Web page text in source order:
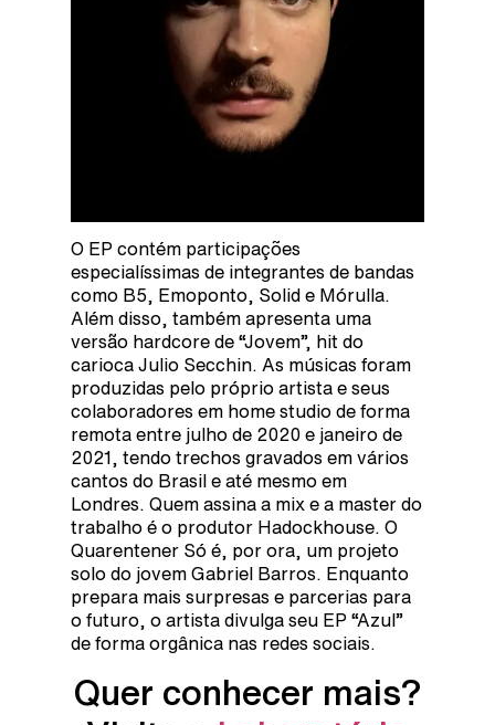
O EP contém participações
especialíssimas de integrantes de bandas
como B5, Emoponto, Solid e Mórulla.
Além disso, também apresenta uma
versão hardcore de “Jovem”, hit do
carioca Julio Secchin. As músicas foram
produzidas pelo próprio artista e seus
colaboradores em home studio de forma
remota entre julho de 2020 e janeiro de
2021, tendo trechos gravados em vários
cantos do Brasil e até mesmo em
Londres. Quem assina a mix e a master do
trabalho é o produtor Hadockhouse. O
Quarentener Só é, por ora, um projeto
solo do jovem Gabriel Barros. Enquanto
prepara mais surpresas e parcerias para
o futuro, o artista divulga seu EP “Azul”
de forma orgânica nas redes sociais.
Quer conhecer mais?